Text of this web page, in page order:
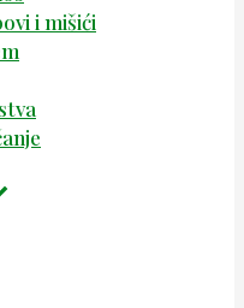
i mišići